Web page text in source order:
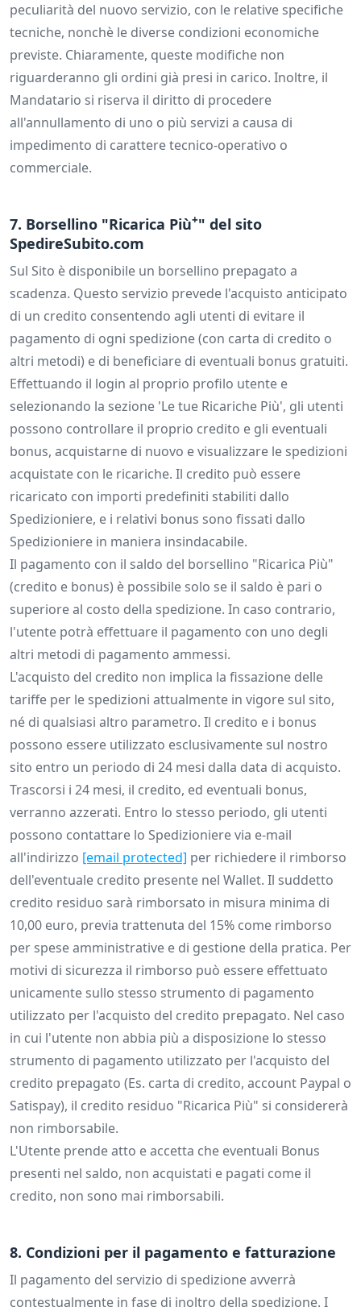
peculiarità del nuovo servizio, con le relative specifiche
tecniche, nonchè le diverse condizioni economiche
previste. Chiaramente, queste modifiche non
riguarderanno gli ordini già presi in carico. Inoltre, il
Mandatario si riserva il diritto di procedere
all'annullamento di uno o più servizi a causa di
impedimento di carattere tecnico-operativo o
commerciale.
7. Borsellino "Ricarica Più+" del sito
SpedireSubito.com
Sul Sito è disponibile un borsellino prepagato a
scadenza. Questo servizio prevede l'acquisto anticipato
di un credito consentendo agli utenti di evitare il
pagamento di ogni spedizione (con carta di credito o
altri metodi) e di beneficiare di eventuali bonus gratuiti.
Effettuando il login al proprio profilo utente e
selezionando la sezione 'Le tue Ricariche Più', gli utenti
possono controllare il proprio credito e gli eventuali
bonus, acquistarne di nuovo e visualizzare le spedizioni
acquistate con le ricariche. Il credito può essere
ricaricato con importi predefiniti stabiliti dallo
Spedizioniere, e i relativi bonus sono fissati dallo
Spedizioniere in maniera insindacabile.
Il pagamento con il saldo del borsellino "Ricarica Più"
(credito e bonus) è possibile solo se il saldo è pari o
superiore al costo della spedizione. In caso contrario,
l'utente potrà effettuare il pagamento con uno degli
altri metodi di pagamento ammessi.
L'acquisto del credito non implica la fissazione delle
tariffe per le spedizioni attualmente in vigore sul sito,
né di qualsiasi altro parametro. Il credito e i bonus
possono essere utilizzato esclusivamente sul nostro
sito entro un periodo di 24 mesi dalla data di acquisto.
Trascorsi i 24 mesi, il credito, ed eventuali bonus,
verranno azzerati. Entro lo stesso periodo, gli utenti
possono contattare lo Spedizioniere via e-mail
all'indirizzo [email protected] per richiedere il rimborso
dell'eventuale credito presente nel Wallet. Il suddetto
credito residuo sarà rimborsato in misura minima di
10,00 euro, previa trattenuta del 15% come rimborso
per spese amministrative e di gestione della pratica. Per
motivi di sicurezza il rimborso può essere effettuato
unicamente sullo stesso strumento di pagamento
utilizzato per l'acquisto del credito prepagato. Nel caso
in cui l'utente non abbia più a disposizione lo stesso
strumento di pagamento utilizzato per l'acquisto del
credito prepagato (Es. carta di credito, account Paypal o
Satispay), il credito residuo "Ricarica Più" si considererà
non rimborsabile.
L'Utente prende atto e accetta che eventuali Bonus
presenti nel saldo, non acquistati e pagati come il
credito, non sono mai rimborsabili.
8. Condizioni per il pagamento e fatturazione
Il pagamento del servizio di spedizione avverrà
contestualmente in fase di inoltro della spedizione. I